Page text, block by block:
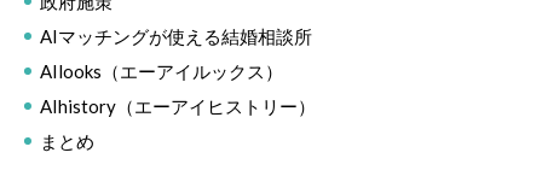
AIマッチングが使える結婚相談所
AIlooks（エーアイルックス）
AIhistory（エーアイヒストリー）
まとめ